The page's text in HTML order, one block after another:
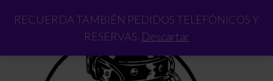
RECUERDA TAMBIÉN PEDIDOS TELEFÓNICOS Y
RESERVAS. Descartar